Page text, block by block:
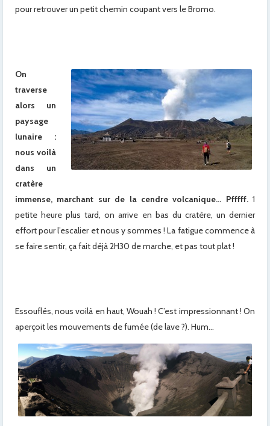
pour retrouver un petit chemin coupant vers le Bromo.
On
traverse
alors un
paysage
lunaire :
nous voilà
dans un
cratère
immense, marchant sur de la cendre volcanique… Pfffff.1
petite heure plus tard, on arrive en bas du cratère, un dernier
effort pour l’escalier et nous y sommes ! La fatigue commence à
se faire sentir, ça fait déjà 2H30 de marche, et pas tout plat !
Essouflés, nous voilà en haut, Wouah ! C’est impressionnant ! On
aperçoit les mouvements de fumée (de lave ?). Hum…